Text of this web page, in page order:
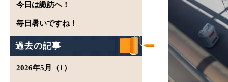
今日は諏訪へ！
毎日暑いですね！
過去の記事
2026年5月（1）